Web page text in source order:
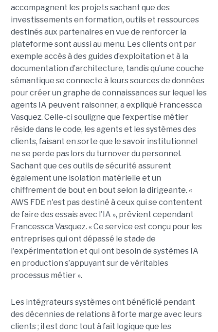
accompagnent les projets sachant que des
investissements en formation, outils et ressources
destinés aux partenaires en vue de renforcer la
plateforme sont aussi au menu. Les clients ont par
exemple accès à des guides d’exploitation et à la
documentation d’architecture, tandis qu’une couche
sémantique se connecte à leurs sources de données
pour créer un graphe de connaissances sur lequel les
agents IA peuvent raisonner, a expliqué Francessca
Vasquez. Celle-ci souligne que l’expertise métier
réside dans le code, les agents et les systèmes des
clients, faisant en sorte que le savoir institutionnel
ne se perde pas lors du turnover du personnel.
Sachant que ces outils de sécurité assurent
également une isolation matérielle et un
chiffrement de bout en bout selon la dirigeante. «
AWS FDE n'est pas destiné à ceux qui se contentent
de faire des essais avec l'IA », prévient cependant
Francessca Vasquez. « Ce service est conçu pour les
entreprises qui ont dépassé le stade de
l'expérimentation et qui ont besoin de systèmes IA
en production s’appuyant sur de véritables
processus métier ».
Les intégrateurs systèmes ont bénéficié pendant
des décennies de relations à forte marge avec leurs
clients ; il est donc tout à fait logique que les